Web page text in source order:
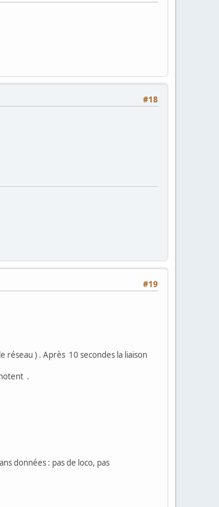
#18
#19
) . Après 10 secondes la liaison
.
données : pas de loco, pas